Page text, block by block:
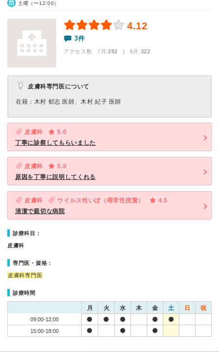
土曜（〜12:00）
4.12
3件
アクセス数 7月:292 | 6月:322
皮膚科専門医について
在籍：木村 郁志 医師、木村 紀子 医師
皮膚科
5.0
丁寧に診察してもらいました
皮膚科
5.0
原因を丁寧に説明してくれる
皮膚科 ウイルス性いぼ（尋常性疣贅）
4.5
清潔で親切な病院
診療科目：
皮膚科
専門医・資格：
皮膚科専門医
診療時間
月 火 水 木 金 土 日 祝
09:00-12:00
15:00-18:00